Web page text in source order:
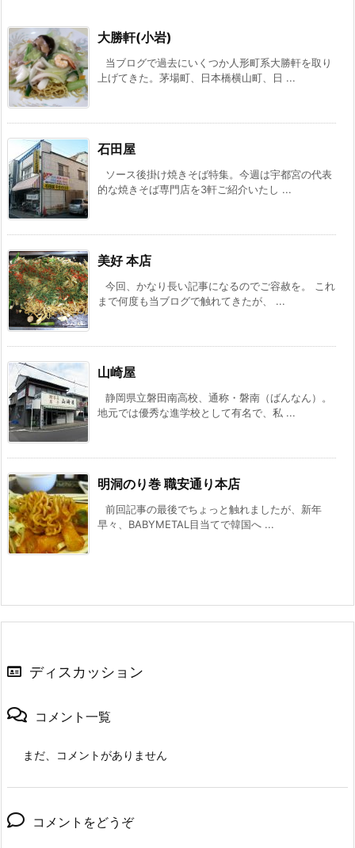
大勝軒(小岩)
当ブログで過去にいくつか人形町系大勝軒を取り
上げてきた。茅場町、日本橋横山町、日 ...
石田屋
ソース後掛け焼きそば特集。今週は宇都宮の代表
的な焼きそば専門店を3軒ご紹介いたし ...
美好 本店
今回、かなり長い記事になるのでご容赦を。 これ
まで何度も当ブログで触れてきたが、 ...
山崎屋
静岡県立磐田南高校、通称・磐南（ばんなん）。
地元では優秀な進学校として有名で、私 ...
明洞のり巻 職安通り本店
前回記事の最後でちょっと触れましたが、新年
早々、BABYMETAL目当てで韓国へ ...
ディスカッション
コメント一覧
まだ、コメントがありません
コメントをどうぞ